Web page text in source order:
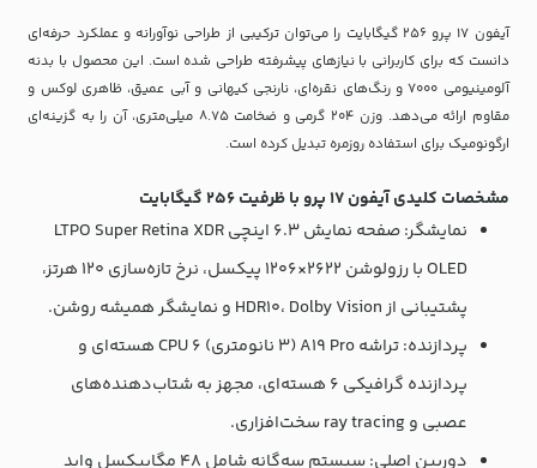
آیفون 17 پرو 256 گیگابایت را می‌توان ترکیبی از طراحی نوآورانه و عملکرد حرفه‌ای
دانست که برای کاربرانی با نیازهای پیشرفته طراحی شده است. این محصول با بدنه
آلومینیومی 7000 و رنگ‌های نقره‌ای، نارنجی کیهانی و آبی عمیق، ظاهری لوکس و
مقاوم ارائه می‌دهد. وزن 204 گرمی و ضخامت 8.75 میلی‌متری، آن را به گزینه‌ای
ارگونومیک برای استفاده روزمره تبدیل کرده است.
مشخصات کلیدی آیفون 17 پرو با ظرفیت 256 گیگابایت
نمایشگر: صفحه نمایش 6.3 اینچی LTPO Super Retina XDR
OLED با رزولوشن 2622×1206 پیکسل، نرخ تازه‌سازی 120 هرتز،
پشتیبانی از HDR10، Dolby Vision و نمایشگر همیشه روشن.
پردازنده: تراشه A19 Pro (3 نانومتری) CPU 6 هسته‌ای و
پردازنده گرافیکی 6 هسته‌ای، مجهز به شتاب‌دهنده‌های
عصبی و ray tracing سخت‌افزاری.
دوربین اصلی: سیستم سه‌گانه شامل 48 مگاپیکسل واید